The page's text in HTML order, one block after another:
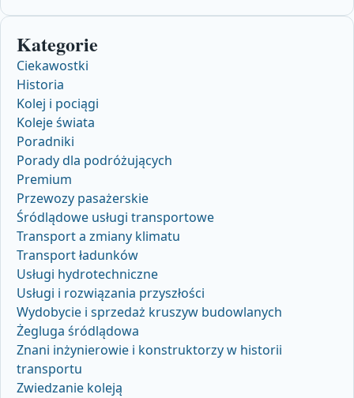
Kategorie
Ciekawostki
Historia
Kolej i pociągi
Koleje świata
Poradniki
Porady dla podróżujących
Premium
Przewozy pasażerskie
Śródlądowe usługi transportowe
Transport a zmiany klimatu
Transport ładunków
Usługi hydrotechniczne
Usługi i rozwiązania przyszłości
Wydobycie i sprzedaż kruszyw budowlanych
Żegluga śródlądowa
Znani inżynierowie i konstruktorzy w historii
transportu
Zwiedzanie koleją